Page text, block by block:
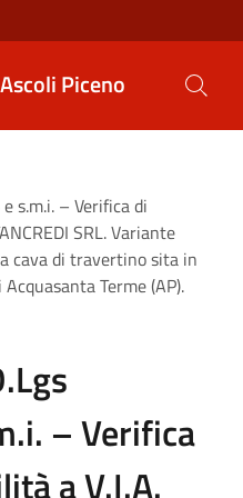
Piceno
s.m.i. – Verifica di
SRL. Variante
cava di travertino sita in
Terme (AP).
– Verifica
a V.I.A.